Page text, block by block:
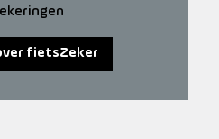
fietsZeker